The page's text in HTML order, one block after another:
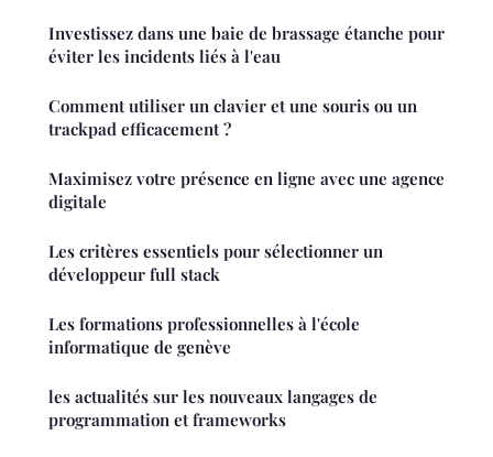
Investissez dans une baie de brassage étanche pour
éviter les incidents liés à l'eau
Comment utiliser un clavier et une souris ou un
trackpad efficacement ?
Maximisez votre présence en ligne avec une agence
digitale
Les critères essentiels pour sélectionner un
développeur full stack
Les formations professionnelles à l'école
informatique de genève
les actualités sur les nouveaux langages de
programmation et frameworks